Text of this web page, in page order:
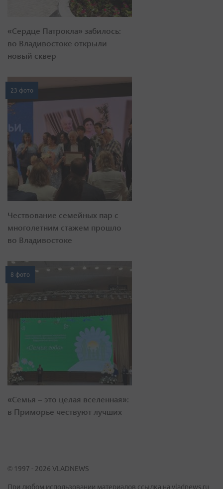
«Сердце Патрокла» забилось:
во Владивостоке открыли
новый сквер
23 фото
Чествование семейных пар с
многолетним стажем прошло
во Владивостоке
8 фото
«Семья – это целая вселенная»:
в Приморье чествуют лучших
© 1997 - 2026 VLADNEWS
При любом использовании материалов ссылка на vladnews.ru